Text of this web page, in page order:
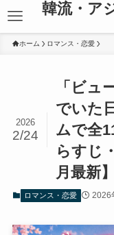
韓流・ア
ホーム ロマンス・恋愛
「ビュ
でいた
ムで全
らすじ
月最新】
2026
2/24
ロマンス・恋愛 2026